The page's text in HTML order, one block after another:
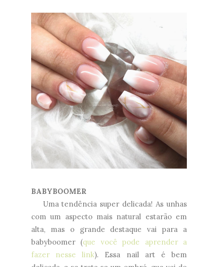
BABYBOOMER
Uma tendência super delicada! As unhas
com um aspecto mais natural estarão em
alta, mas o grande destaque vai para a
babyboomer (que você pode aprender a
fazer nesse link). Essa nail art é bem